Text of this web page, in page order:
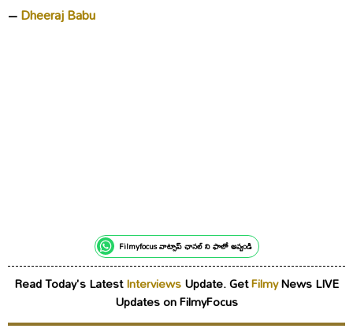
–Dheeraj Babu
Filmyfocus వాట్సాప్ ఛానల్ ని ఫాలో అవ్వండి
Read Today's LatestInterviewsUpdate. GetFilmyNews LIVE
Updates on FilmyFocus